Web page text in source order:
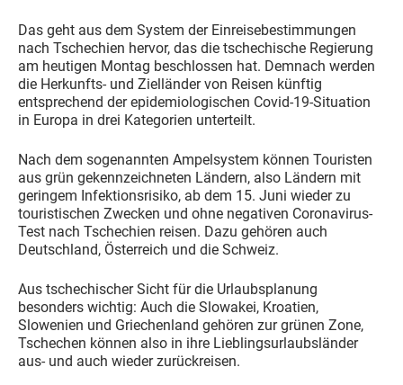
Das geht aus dem System der Einreisebestimmungen
nach Tschechien hervor, das die tschechische Regierung
am heutigen Montag beschlossen hat. Demnach werden
die Herkunfts- und Zielländer von Reisen künftig
entsprechend der epidemiologischen Covid-19-Situation
in Europa in drei Kategorien unterteilt.
Nach dem sogenannten Ampelsystem können Touristen
aus grün gekennzeichneten Ländern, also Ländern mit
geringem Infektionsrisiko, ab dem 15. Juni wieder zu
touristischen Zwecken und ohne negativen Coronavirus-
Test nach Tschechien reisen. Dazu gehören auch
Deutschland, Österreich und die Schweiz.
Aus tschechischer Sicht für die Urlaubsplanung
besonders wichtig: Auch die Slowakei, Kroatien,
Slowenien und Griechenland gehören zur grünen Zone,
Tschechen können also in ihre Lieblingsurlaubsländer
aus- und auch wieder zurückreisen.